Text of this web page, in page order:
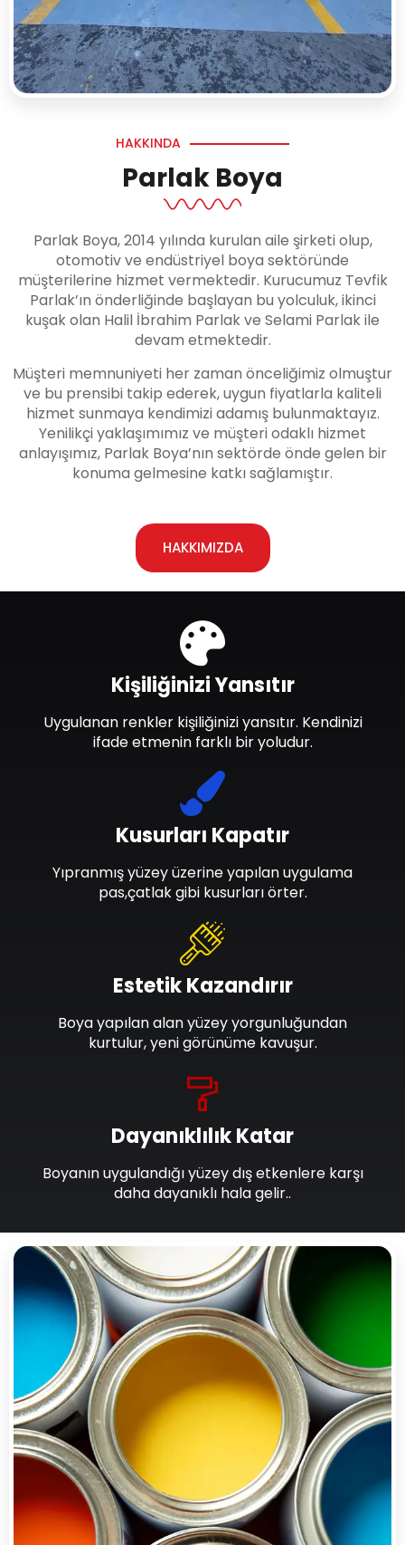
HAKKINDA
Parlak Boya
Parlak Boya, 2014 yılında kurulan aile şirketi olup,
otomotiv ve endüstriyel boya sektöründe
müşterilerine hizmet vermektedir. Kurucumuz Tevfik
Parlak’ın önderliğinde başlayan bu yolculuk, ikinci
kuşak olan Halil İbrahim Parlak ve Selami Parlak ile
devam etmektedir.
Müşteri memnuniyeti her zaman önceliğimiz olmuştur
ve bu prensibi takip ederek, uygun fiyatlarla kaliteli
hizmet sunmaya kendimizi adamış bulunmaktayız.
Yenilikçi yaklaşımımız ve müşteri odaklı hizmet
anlayışımız, Parlak Boya’nın sektörde önde gelen bir
konuma gelmesine katkı sağlamıştır.
HAKKIMIZDA
Dayanıklılık Katar
Boyanın uygulandığı yüzey dış etkenlere karşı
daha dayanıklı hala gelir..
Estetik Kazandırır
Boya yapılan alan yüzey yorgunluğundan
kurtulur, yeni görünüme kavuşur.
Kusurları Kapatır
Yıpranmış yüzey üzerine yapılan uygulama
pas,çatlak gibi kusurları örter.
Kişiliğinizi Yansıtır
Uygulanan renkler kişiliğinizi yansıtır. Kendinizi
ifade etmenin farklı bir yoludur.